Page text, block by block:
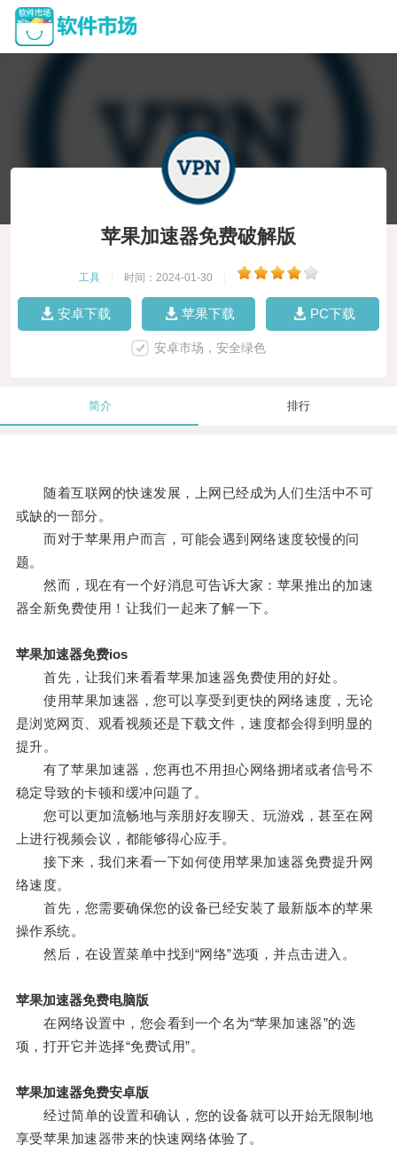
苹果加速器免费破解版
工具 时间：2024-01-30
安卓下载 苹果下载 PC下载
安卓市场，安全绿色
简介 排行
随着互联网的快速发展，上网已经成为人们生活中不可
或缺的一部分。
而对于苹果用户而言，可能会遇到网络速度较慢的问
题。
然而，现在有一个好消息可告诉大家：苹果推出的加速
器全新免费使用！让我们一起来了解一下。
苹果加速器免费ios
首先，让我们来看看苹果加速器免费使用的好处。
使用苹果加速器，您可以享受到更快的网络速度，无论
是浏览网页、观看视频还是下载文件，速度都会得到明显的
提升。
有了苹果加速器，您再也不用担心网络拥堵或者信号不
稳定导致的卡顿和缓冲问题了。
您可以更加流畅地与亲朋好友聊天、玩游戏，甚至在网
上进行视频会议，都能够得心应手。
接下来，我们来看一下如何使用苹果加速器免费提升网
络速度。
首先，您需要确保您的设备已经安装了最新版本的苹果
操作系统。
然后，在设置菜单中找到“网络”选项，并点击进入。
苹果加速器免费电脑版
在网络设置中，您会看到一个名为“苹果加速器”的选
项，打开它并选择“免费试用”。
苹果加速器免费安卓版
经过简单的设置和确认，您的设备就可以开始无限制地
享受苹果加速器带来的快速网络体验了。